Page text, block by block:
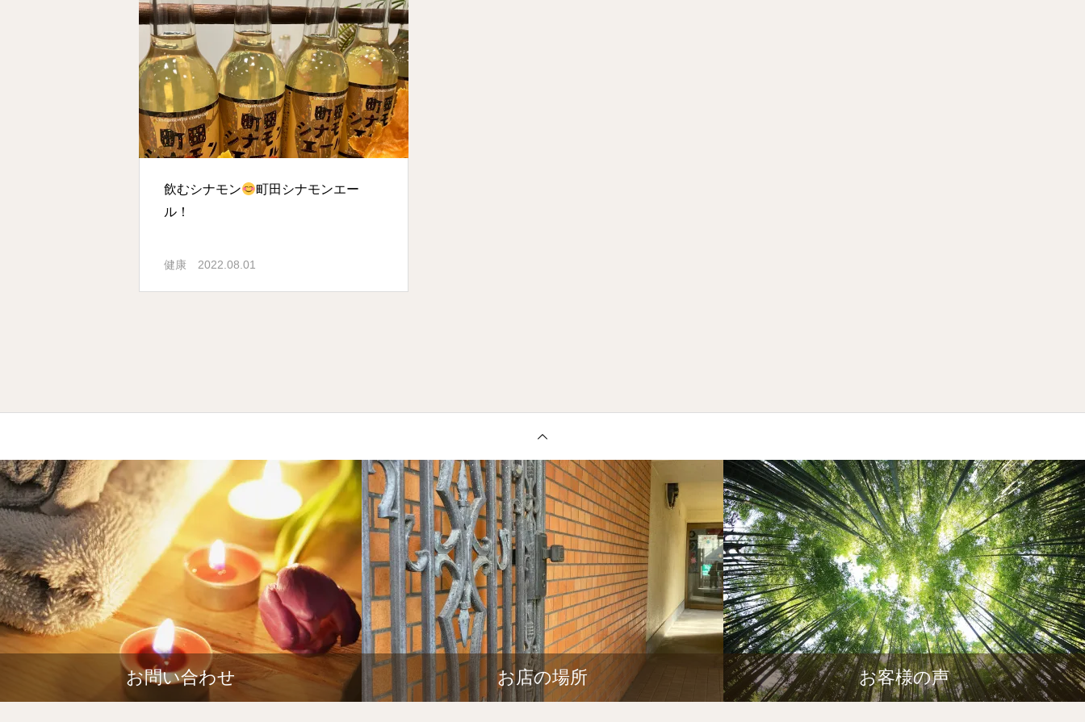
飲むシナモン
町田シナモンエー
ル！
健康 2022.08.01
お問い合わせ お店の場所 お客様の声